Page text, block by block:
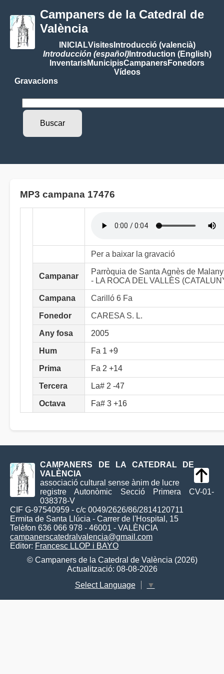
Campaners de la Catedral de
València
INICIALVisitesIntroducció (valencià)
Introducción (español)Introduction (English)
InventarisMunicipisCampanersFonedors
Vídeos
Gravacions
MP3 campana 17476
Per a baixar la gravació
Campanar
Parròquia de Santa Agnès de
- LA ROCA DEL VALLÈS
Campana Carilló 6 Fa
Fonedor CARESA S. L.
Any fosa 2005
Hum Fa 1 +9
Prima Fa 2 +14
Tercera La# 2 -47
Octava Fa# 3 +16
CAMPANERS DE LA CATEDRAL DE
VALÈNCIA
associació cultural sense ànim de lucre
registre Autonòmic Secció Primera CV-01-
038378-V
CIF G-97540959 - c/c 0049/2626/86/2814120711
Ermita de Santa Llúcia - Carrer de l'Hospital, 15
Telèfon 636 066 978 - 46001 - VALÈNCIA
campanerscatedralvalencia@gmail.com
Editor: Francesc LLOP i BAYO
© Campaners de la Catedral de València (2026)
Actualització: 08-08-2026
Select Language
▼